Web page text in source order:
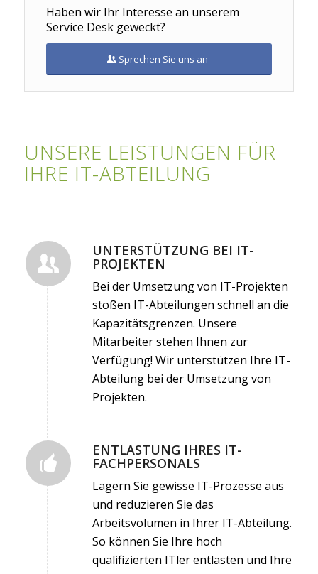
Haben wir Ihr Interesse an unserem
Service Desk geweckt?
Sprechen Sie uns an
UNSERE LEISTUNGEN FÜR
IHRE IT-ABTEILUNG
UNTERSTÜTZUNG BEI IT-
PROJEKTEN
Bei der Umsetzung von IT-Projekten
stoßen IT-Abteilungen schnell an die
Kapazitätsgrenzen. Unsere
Mitarbeiter stehen Ihnen zur
Verfügung! Wir unterstützen Ihre IT-
Abteilung bei der Umsetzung von
Projekten.
ENTLASTUNG IHRES IT-
FACHPERSONALS
Lagern Sie gewisse IT-Prozesse aus
und reduzieren Sie das
Arbeitsvolumen in Ihrer IT-Abteilung.
So können Sie Ihre hoch
qualifizierten ITler entlasten und Ihre